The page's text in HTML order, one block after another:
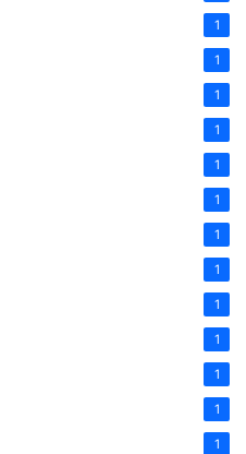
1
1
1
1
1
1
1
1
1
1
1
1
1